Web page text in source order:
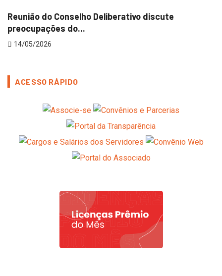
Reunião do Conselho Deliberativo discute
preocupações do...
14/05/2026
ACESSO RÁPIDO